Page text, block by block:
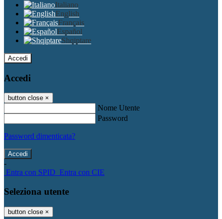
Italiano
English
Français
Español
Shqiptare
Accedi
Accedi
button close ×
Nome Utente
Password
Password dimenticata?
-
Entra con SPID Entra con CIE
Seleziona utente
button close ×